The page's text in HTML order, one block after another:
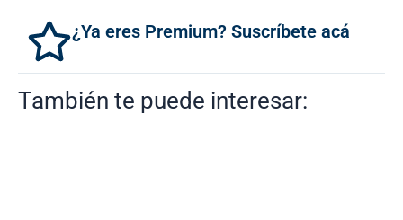
¿Ya eres Premium? Suscríbete acá
También te puede interesar: